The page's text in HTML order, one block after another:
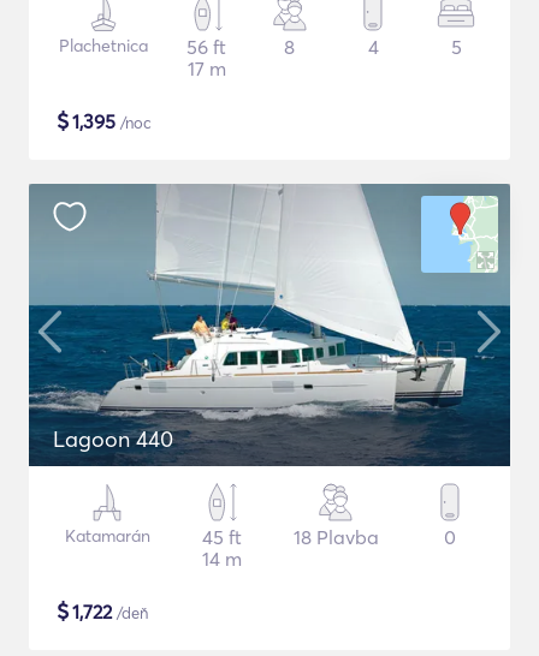
Plachetnica
56 ft
17 m
8 4 5
$1,395 /noc
Lagoon 440
Katamarán
45 ft
14 m
18 Plavba 0
$1,722/deň